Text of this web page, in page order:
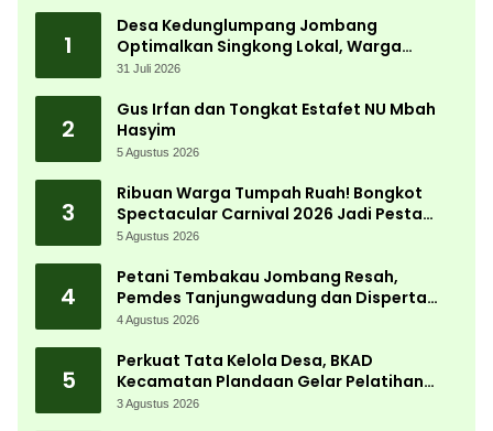
1
Desa Kedunglumpang Jombang
Optimalkan Singkong Lokal, Warga
Diajari Produksi Tepung Mocaf
31 Juli 2026
2
Gus Irfan dan Tongkat Estafet NU Mbah
Hasyim
5 Agustus 2026
3
Ribuan Warga Tumpah Ruah! Bongkot
Spectacular Carnival 2026 Jadi Pesta
Kemerdekaan Terbesar di Peterongan
5 Agustus 2026
4
Petani Tembakau Jombang Resah,
Pemdes Tanjungwadung dan Disperta
Bergerak Cepat
4 Agustus 2026
5
Perkuat Tata Kelola Desa, BKAD
Kecamatan Plandaan Gelar Pelatihan
Aparatur Pemdes
3 Agustus 2026